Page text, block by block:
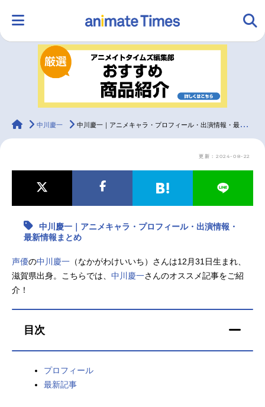
ランキング アニメ
ラジオ グッズ
最新記事一覧
アニメ記事一覧 声優記事一覧
アニメ映画一覧
今期アニメ曜日別一覧
春アニメ
男性声優/女性声優一覧
animateTimes
中川慶一 中川慶一｜アニメキャラ・プロフィール・出演情報・最新情報まとめ
更新：2024-08-22
中川慶一｜アニメキャラ・プロフィール・出演情報・
最新情報まとめ
声優の中川慶一 （なかがわけいいち）さんは12月31日生まれ、
滋賀県出身。こちらでは、 中川慶一さんのオススメ記事をご紹
介！
目次
プロフィール
最新記事